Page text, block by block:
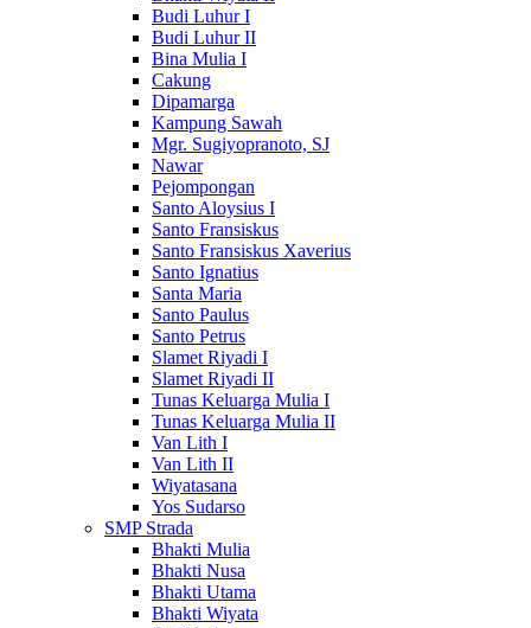
Budi Luhur I
Budi Luhur II
Bina Mulia I
Cakung
Dipamarga
Kampung Sawah
Mgr. Sugiyopranoto, SJ
Nawar
Pejompongan
Santo Aloysius I
Santo Fransiskus
Santo Fransiskus Xaverius
Santo Ignatius
Santa Maria
Santo Paulus
Santo Petrus
Slamet Riyadi I
Slamet Riyadi II
Tunas Keluarga Mulia I
Tunas Keluarga Mulia II
Van Lith I
Van Lith II
Wiyatasana
Yos Sudarso
SMP Strada
Bhakti Mulia
Bhakti Nusa
Bhakti Utama
Bhakti Wiyata